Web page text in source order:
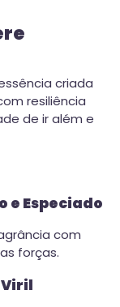
criada
resiliência
de ir além e
e Especiado
com
forças.